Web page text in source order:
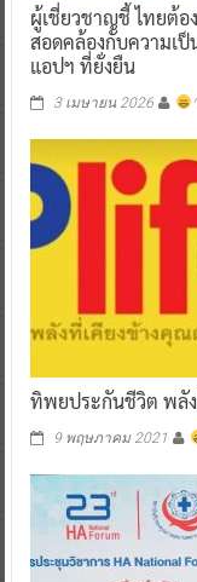
ผู้เชี่ยวชาญชี้ ไทยต้อ
สอดคล้องกับความเป็
แอปฯ ที่ยั่งยืน
3 เมษายน 2026
ทิพยประกันชีวิต พลั
9 พฤษภาคม 2021